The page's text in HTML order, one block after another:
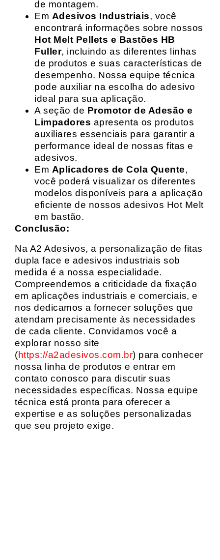
de montagem.
Em Adesivos Industriais, você
encontrará informações sobre nossos
Hot Melt Pellets e Bastões HB
Fuller, incluindo as diferentes linhas
de produtos e suas características de
desempenho. Nossa equipe técnica
pode auxiliar na escolha do adesivo
ideal para sua aplicação.
A seção de Promotor de Adesão e
Limpadores apresenta os produtos
auxiliares essenciais para garantir a
performance ideal de nossas fitas e
adesivos.
Em Aplicadores de Cola Quente,
você poderá visualizar os diferentes
modelos disponíveis para a aplicação
eficiente de nossos adesivos Hot Melt
em bastão.
Conclusão:
Na A2 Adesivos, a personalização de fitas
dupla face e adesivos industriais sob
medida é a nossa especialidade.
Compreendemos a criticidade da fixação
em aplicações industriais e comerciais, e
nos dedicamos a fornecer soluções que
atendam precisamente às necessidades
de cada cliente. Convidamos você a
explorar nosso site
(https://a2adesivos.com.br) para conhecer
nossa linha de produtos e entrar em
contato conosco para discutir suas
necessidades específicas. Nossa equipe
técnica está pronta para oferecer a
expertise e as soluções personalizadas
que seu projeto exige.